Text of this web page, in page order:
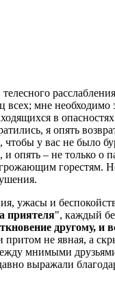
мне необходимо
в
я опять
у вас не было
опять – не только о
горестям.
ужасы и
приятеля", каждый
другому, и
не явная, а
мнимыми
выражали